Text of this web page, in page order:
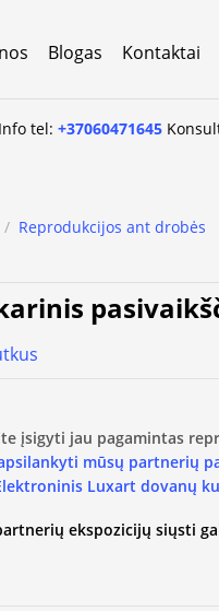
Blogas Kontaktai
Info tel:+37060471645
/ Reprodukcijos ant drobės
įsigyti jau pagamintas
mūsų partnerių
Luxart dovanų
ekspozicijų siųsti